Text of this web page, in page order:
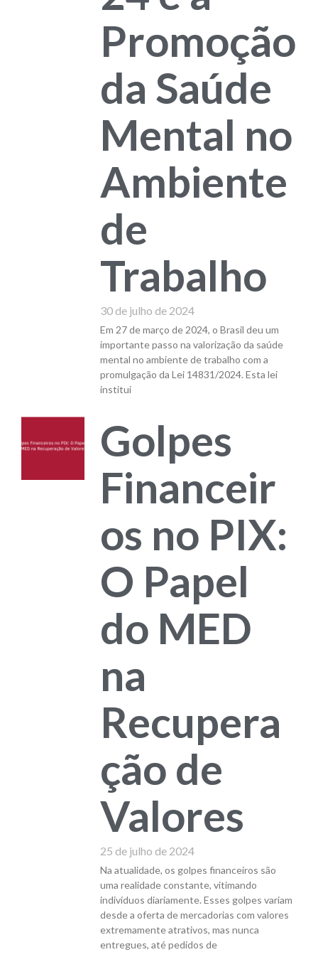
Promoção
da Saúde
Mental no
Ambiente
de
Trabalho
30 de julho de 2024
Em 27 de março de 2024, o Brasil deu um
importante passo na valorização da saúde
mental no ambiente de trabalho com a
promulgação da Lei 14831/2024. Esta lei
institui
Golpes
Financeir
os no PIX:
O Papel
do MED
na
Recupera
ção de
Valores
25 de julho de 2024
Na atualidade, os golpes financeiros são
uma realidade constante, vitimando
indivíduos diariamente. Esses golpes variam
desde a oferta de mercadorias com valores
extremamente atrativos, mas nunca
entregues, até pedidos de